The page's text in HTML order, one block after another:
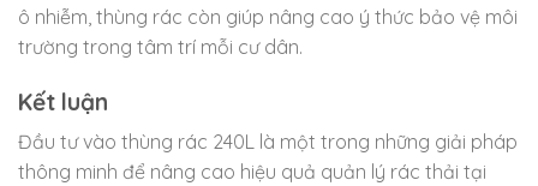
ô nhiễm, thùng rác còn giúp nâng cao ý thức bảo vệ môi
trường trong tâm trí mỗi cư dân.
Kết luận
Đầu tư vào thùng rác 240L là một trong những giải pháp
thông minh để nâng cao hiệu quả quản lý rác thải tại